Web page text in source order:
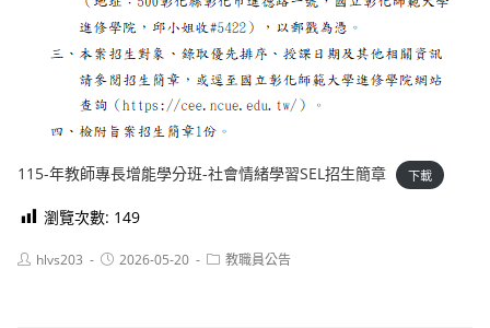
115-年教師專長增能學分班-社會情緒學習SEL招生簡章 下載
瀏覽次數: 149
Posthlvs203
Post2026-05-20
Post教職員公告